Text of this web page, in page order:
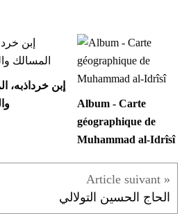
إبن خرداذبه،
Album - Carte
géographique de
Muhammad al-Idrîsî
الحاج الحسين التولالي